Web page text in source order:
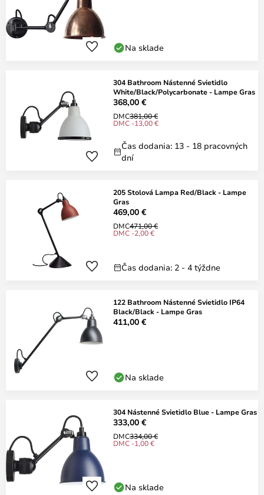
Na sklade
304 Bathroom Nástenné Svietidlo
White/Black/Polycarbonate - Lampe Gras
368,00 €
DMC381,00 €
DMC -13,00 €
Čas dodania: 13 - 18 pracovných
dní
205 Stolová Lampa Red/Black - Lampe
Gras
469,00 €
DMC471,00 €
DMC -2,00 €
Čas dodania: 2 - 4 týždne
122 Bathroom Nástenné Svietidlo IP64
Black/Black - Lampe Gras
411,00 €
Na sklade
304 Nástenné Svietidlo Blue - Lampe Gras
333,00 €
DMC334,00 €
DMC -1,00 €
Na sklade